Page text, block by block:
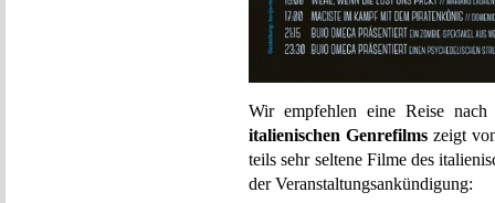
Wir empfehlen eine Reise
italienischen Genrefilms zeigt
teils sehr seltene Filme des
der Veranstaltungsankündigung: